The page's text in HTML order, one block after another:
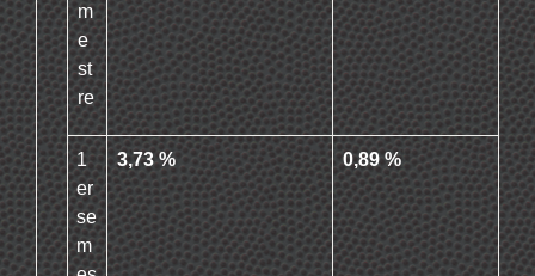
m
e
st
re
1
er
se
m
3,73 % 0,89 %